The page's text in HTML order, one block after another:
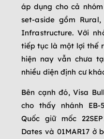
áp dụng cho cả
set-aside gồm
Infrastructure. Với
tiếp tục là một lợi thế
hiện nay vẫn chưa
nhiều diện định cư
Bên cạnh đó, Visa
cho thấy nhánh EB-
Quốc giữ mốc
Dates và 01MAR17 ở